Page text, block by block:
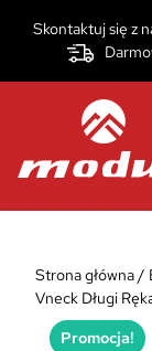
Skontaktuj się z
Strona główna/
Vneck Długi
Promocja!